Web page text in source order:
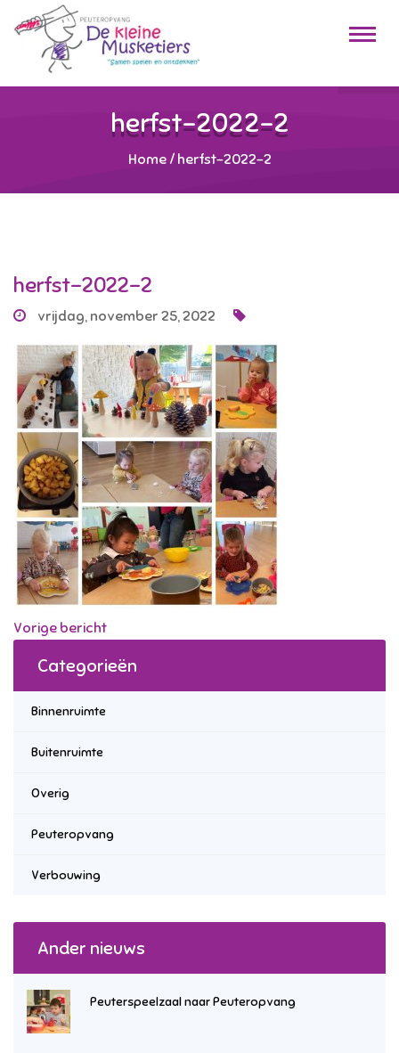
herfst-2022-2
Home / herfst-2022-2
herfst-2022-2
vrijdag, november 25, 2022
Vorige bericht
Categorieën
Binnenruimte
Buitenruimte
Overig
Peuteropvang
Verbouwing
Ander nieuws
Peuterspeelzaal naar Peuteropvang